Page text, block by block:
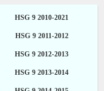
HSG 9 2010-2021
HSG 9 2011-2012
HSG 9 2012-2013
HSG 9 2013-2014